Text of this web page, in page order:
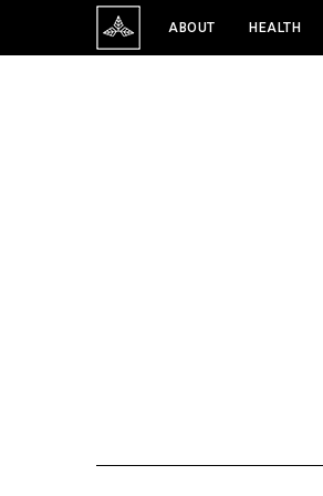
ABOUT HEALTH